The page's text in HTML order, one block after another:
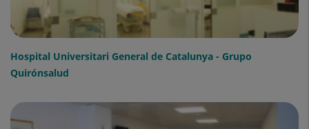
Hospital Universitari General de Catalunya - Grupo
Quirónsalud